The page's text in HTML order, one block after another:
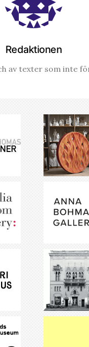
Redaktionen
av texter som inte